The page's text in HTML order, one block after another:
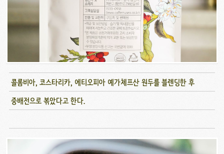
콜롬비아, 코스타리카, 에티오피아 예가체프산 원두를 블렌딩한 후
중배전으로 볶았다고 한다.